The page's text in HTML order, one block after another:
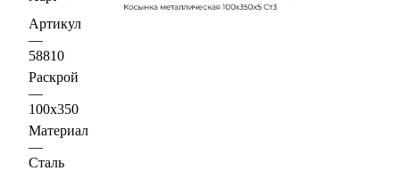
Артикул
—
58810
Раскрой
—
100х350
Материал
—
Сталь